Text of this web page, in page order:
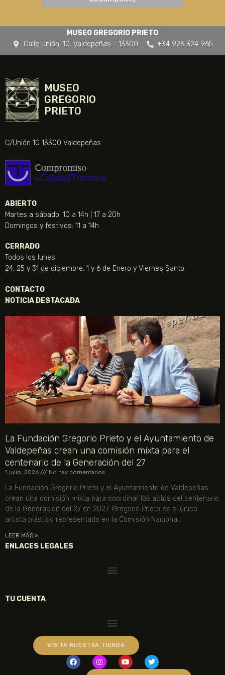
MUSEO GREGORIO PRIETO
Calle Unión, 10. Valdepeñas - 13300
+34 926 324 965
MUSEO
GREGORIO
PRIETO
C/Unión 10 13300 Valdepeñas
ABIERTO
Martes a sábado: 10 a 14h | 17 a 20h
Domingos y festivos: 11 a 14h
CERRADO
Todos los lunes
24, 25 y 31 de diciembre, 1 y 6 de Enero y Viernes Santo
CONTACTO
NOTICIA DESTACADA
La Fundación Gregorio Prieto y el Ayuntamiento de
Valdepeñas crean una comisión mixta para el
centenario de la Generación del 27
1 julio, 2026 No hay comentarios
La Fundación Gregorio Prieto y el Ayuntamiento de Valdepeñas
crean una comisión mixta para coordinar los actos del centenario
de la Generación del 27 en 2027. Gregorio Prieto es el único
artista plástico representado en la Comisión Nacional.
LEER MÁS »
ENLACES LEGALES
TU CUENTA
VISITA NUESTRA TIENDA